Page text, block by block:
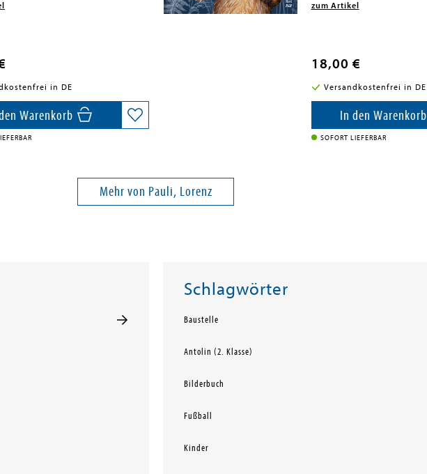
in DE
Warenkorb
zum Artikel
18,00 €
Versandkostenfrei in DE
In den Warenkorb
SOFORT LIEFERBAR
Mehr von Pauli, Lorenz
Schlagwörter
Baustelle
Antolin (2. Klasse)
Bilderbuch
Fußball
Kinder